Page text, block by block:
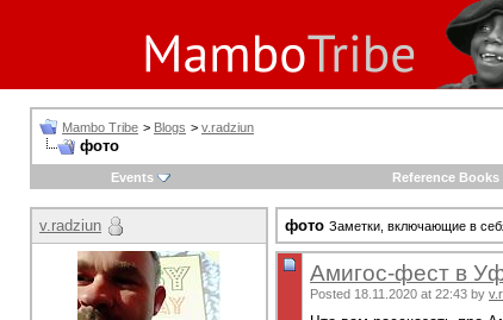
Mambo Tribe > Blogs > v.radziun
фото
Events
Reference Books
фото Заметки, включающие в
Амигос-фест в
Posted 18.11.2020 at 22:43 by
v.radziun